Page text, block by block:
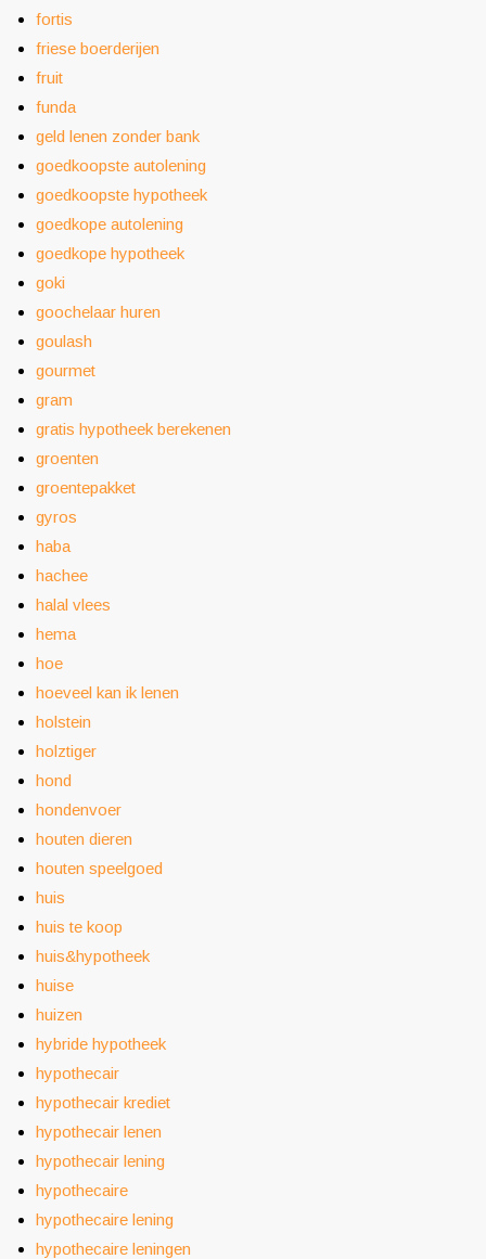
fortis
friese boerderijen
fruit
funda
geld lenen zonder bank
goedkoopste autolening
goedkoopste hypotheek
goedkope autolening
goedkope hypotheek
goki
goochelaar huren
goulash
gourmet
gram
gratis hypotheek berekenen
groenten
groentepakket
gyros
haba
hachee
halal vlees
hema
hoe
hoeveel kan ik lenen
holstein
holztiger
hond
hondenvoer
houten dieren
houten speelgoed
huis
huis te koop
huis&hypotheek
huise
huizen
hybride hypotheek
hypothecair
hypothecair krediet
hypothecair lenen
hypothecair lening
hypothecaire
hypothecaire lening
hypothecaire leningen